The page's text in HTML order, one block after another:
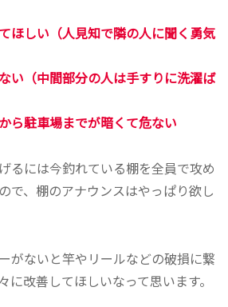
ほしい（人見知で隣の人に聞く勇気
い（中間部分の人は手すりに洗濯ば
ら駐車場までが暗くて危ない
るには今釣れている棚を全員で攻め
で、棚のアナウンスはやっぱり欲し
がないと竿やリールなどの破損に繋
に改善してほしいなって思います。